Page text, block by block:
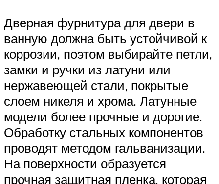
Дверная фурнитура для двери в
ванную должна быть устойчивой к
коррозии, поэтом выбирайте петли,
замки и ручки из латуни или
нержавеющей стали, покрытые
слоем никеля и хрома. Латунные
модели более прочные и дорогие.
Обработку стальных компонентов
проводят методом гальванизации.
На поверхности образуется
прочная защитная пленка, которая